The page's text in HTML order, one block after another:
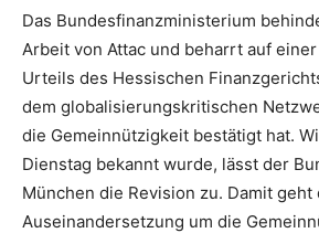
Das Bundesfinanzministerium
Arbeit von Attac und beharrt auf
Urteils des Hessischen
dem globalisierungskritischen
die Gemeinnützigkeit bestätigt hat.
Dienstag bekannt wurde, lässt der
München die Revision zu. Damit
Auseinandersetzung um die